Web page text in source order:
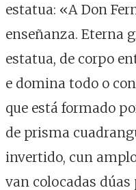
estatua: «A Don
enseñanza. Eterna
estatua, de corpo
e domina todo o
que está formado
de prisma
invertido, cun
van colocadas